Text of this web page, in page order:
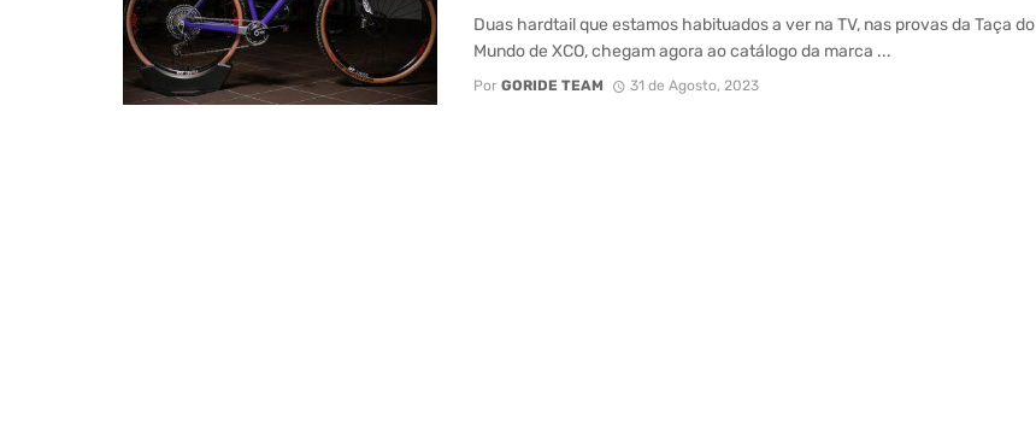
Duas hardtail que estamos habituados a ver na TV, nas provas da Taça do
Mundo de XCO, chegam agora ao catálogo da marca ...
Por GORIDE TEAM 31 de Agosto, 2023